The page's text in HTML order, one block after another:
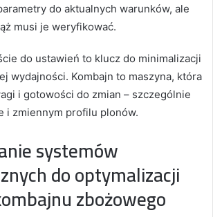
do aktualnych warunków, ale
musi je weryfikować.
do ustawień to klucz do minimalizacji
wydajności. Kombajn to maszyna, która
i gotowości do zmian – szczególnie
i zmiennym profilu plonów.
systemów
do optymalizacji
zbożowego